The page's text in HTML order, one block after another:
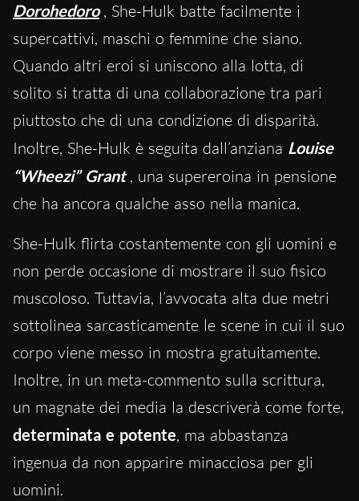
Dorohedoro , She-Hulk batte facilmente i
supercattivi, maschi o femmine che siano.
Quando altri eroi si uniscono alla lotta, di
solito si tratta di una collaborazione tra pari
piuttosto che di una condizione di disparità.
Inoltre, She-Hulk è seguita dall’anziana Louise
“Wheezi” Grant , una supereroina in pensione
che ha ancora qualche asso nella manica.
She-Hulk flirta costantemente con gli uomini e
non perde occasione di mostrare il suo fisico
muscoloso. Tuttavia, l’avvocata alta due metri
sottolinea sarcasticamente le scene in cui il suo
corpo viene messo in mostra gratuitamente.
Inoltre, in un meta-commento sulla scrittura,
un magnate dei media la descriverà come forte,
determinata e potente, ma abbastanza
ingenua da non apparire minacciosa per gli
uomini.